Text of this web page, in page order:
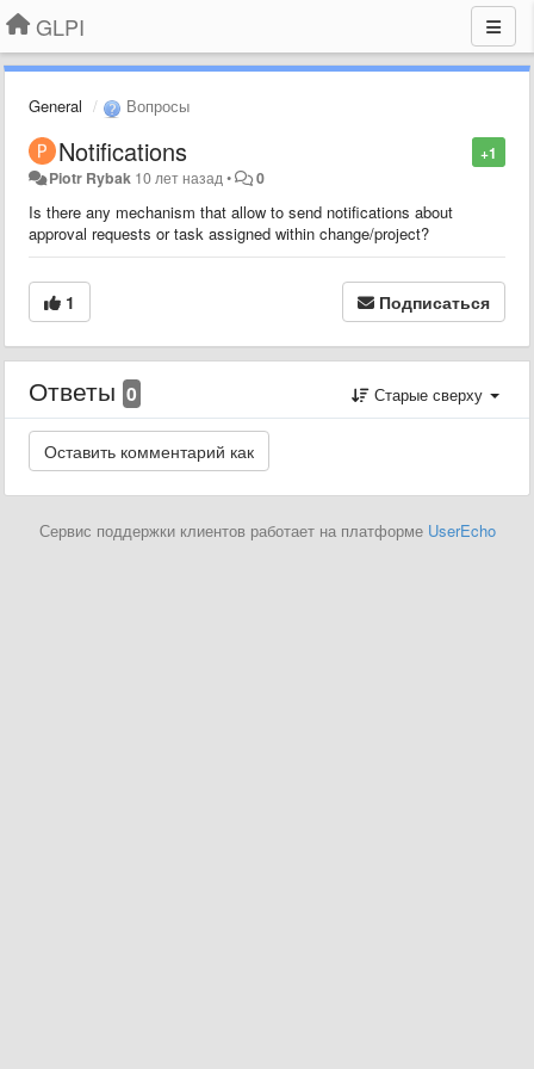
GLPI
General Вопросы
+1
Notifications
Piotr Rybak 10 лет назад • 0
Is there any mechanism that allow to send notifications about
approval requests or task assigned within change/project?
1 Подписаться
Ответы 0 Старые сверху
Сервис поддержки клиентов работает на платформе UserEcho